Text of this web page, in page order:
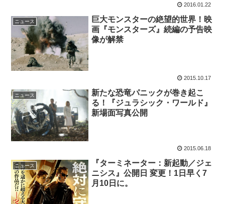
2016.01.22
ニュース
巨大モンスターの絶望的世界！映
画『モンスターズ』続編の予告映
像が解禁
2015.10.17
ニュース
新たな恐竜パニックが巻き起こ
る！『ジュラシック・ワールド』
新場面写真公開
2015.06.18
ニュース
『ターミネーター：新起動／ジェ
ニシス』公開日 変更！1日早く7
月10日に。